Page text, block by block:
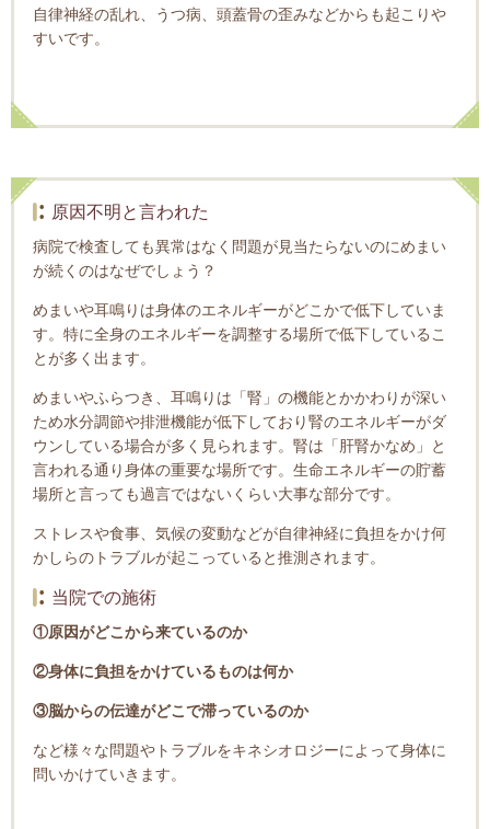
自律神経の乱れ、うつ病、頭蓋骨の歪みなどからも起こりや
すいです。
原因不明と言われた
病院で検査しても異常はなく問題が見当たらないのにめまい
が続くのはなぜでしょう？
めまいや耳鳴りは身体のエネルギーがどこかで低下していま
す。特に全身のエネルギーを調整する場所で低下しているこ
とが多く出ます。
めまいやふらつき、耳鳴りは「腎」の機能とかかわりが深い
ため水分調節や排泄機能が低下しており腎のエネルギーがダ
ウンしている場合が多く見られます。腎は「肝腎かなめ」と
言われる通り身体の重要な場所です。生命エネルギーの貯蓄
場所と言っても過言ではないくらい大事な部分です。
ストレスや食事、気候の変動などが自律神経に負担をかけ何
かしらのトラブルが起こっていると推測されます。
当院での施術
①原因がどこから来ているのか
②身体に負担をかけているものは何か
③脳からの伝達がどこで滞っているのか
など様々な問題やトラブルをキネシオロジーによって身体に
問いかけていきます。